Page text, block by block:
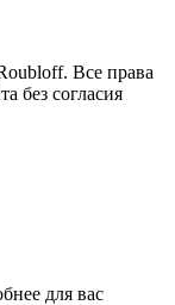
Все права
без согласия
для вас